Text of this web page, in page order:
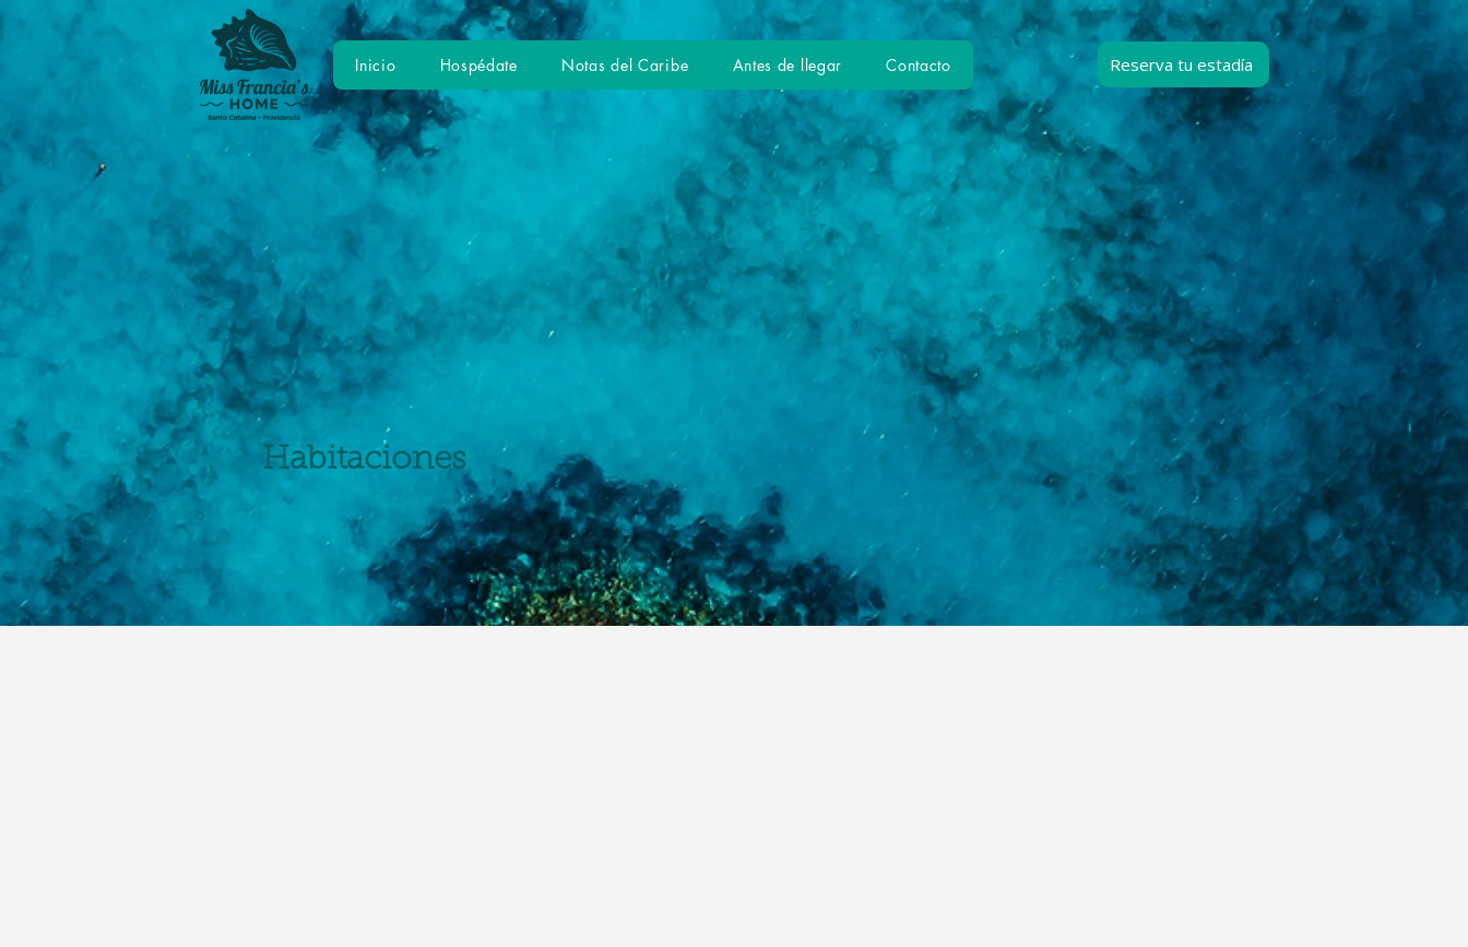
Inicio Hospédate Notas del Caribe Antes de llegar Contacto Reserva tu estadía
Habitaciones